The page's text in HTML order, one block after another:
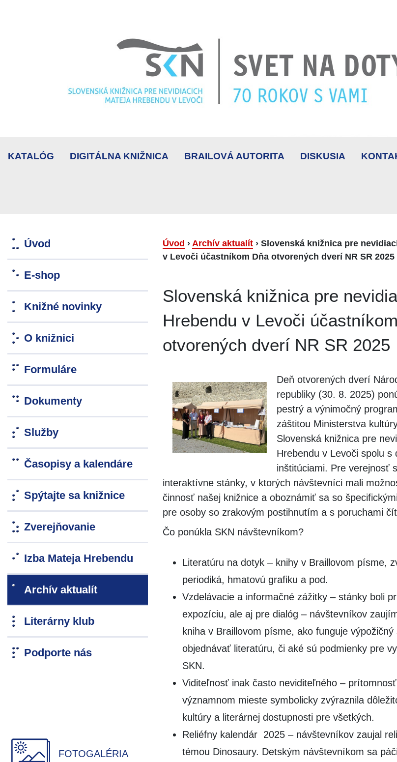
KATALÓG DIGITÁLNA KNIŽNICA BRAILOVÁ AUTORITA DISKUSIA
Úvod
E-shop
Knižné novinky
O knižnici
Formuláre
Dokumenty
Služby
Časopisy a kalendáre
Spýtajte sa knižnice
Zverejňovanie
Izba Mateja Hrebendu
Archív aktualít
Literárny klub
Podporte nás
FOTOGALÉRIA
Úvod › Archív aktualít › Slovenská knižnica pre
v Levoči účastníkom Dňa otvorených dverí NR SR 2025
Slovenská knižnica pre
Hrebendu v Levoči
otvorených dverí NR SR 2025
Deň otvorených dverí
republiky (30. 8. 2025)
pestrý a výnimočný
záštitou Ministerstva
Slovenská knižnica pre
Hrebendu v Levoči spolu s
inštitúciami. Pre verejnosť
interaktívne stánky, v ktorých návštevníci mali
činnosť našej knižnice a oboznámiť sa so
pre osoby so zrakovým postihnutím a s poruchami
Čo ponúkla SKN návštevníkom?
Literatúru na dotyk – knihy v Braillovom písme,
periodiká, hmatovú grafiku a pod.
Vzdelávacie a informačné zážitky – stánky boli
expozíciu, ale aj pre dialóg – návštevníkov
kniha v Braillovom písme, ako funguje
objednávať literatúru, či aké sú podmienky pre
SKN.
Viditeľnosť inak často neviditeľného –
významnom mieste symbolicky zvýraznila
kultúry a literárnej dostupnosti pre všetkých.
Reliéfny kalendár 2025 – návštevníkov zaujal
témou Dinosaury. Detským návštevníkom sa